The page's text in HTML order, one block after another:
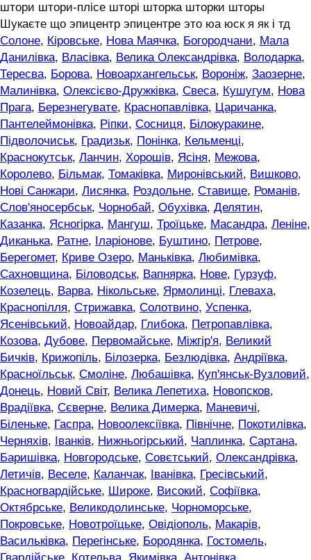
штори штори-плісе шторі шторка шторки шторы
Шукаєте що эпицентр эпицентре это юа юск я як і тд
Солоне, Кіровське, Нова Маячка, Богородчани, Мала
Данилівка, Власівка, Велика Олександрівка, Володарка,
Тересва, Борова, Новоархангельськ, Вороніж, Заозерне,
Малинівка, Олексієво-Дружківка, Свеса, Кушугум, Нова
Прага, Березнегувате, Краснопавлівка, Царичанка,
Пантелеймонівка, Ріпки, Сосниця, Білокуракине,
Підволочиськ, Градизьк, Понінка, Кельменці,
Краснокутськ, Ланчин, Хорошів, Ясіня, Межова,
Королево, Більмак, Томаківка, Миронівський, Вишково,
Нові Санжари, Лисянка, Роздольне, Ставище, Романів,
Слов'яносербськ, Чорнобай, Обухівка, Делятин,
Казанка, Ясногірка, Мангуш, Троїцьке, Масандра, Леніне,
Диканька, Ратне, Іларіонове, Буштино, Петрове,
Берегомет, Криве Озеро, Маньківка, Любимівка,
Сахновщина, Біловодськ, Вапнярка, Нове, Гурзуф,
Козелець, Варва, Нікольське, Ярмолинці, Глеваха,
Краснопілля, Стрижавка, Солотвино, Успенка,
Ясенівський, Новоайдар, Глибока, Петропавлівка,
Козова, Дубове, Первомайське, Міжгір'я, Великий
Бичків, Крижопіль, Білозерка, Безлюдівка, Андріївка,
Красноїльськ, Смоліне, Любашівка, Куп'янськ-Вузловий,
Донець, Новий Світ, Велика Лепетиха, Новопсков,
Врадіївка, Сєверне, Велика Димерка, Маневичі,
Біленьке, Гаспра, Новоолексіївка, Північне, Покотилівка,
Черняхів, Іванків, Нижньогірський, Чаплинка, Сартана,
Баришівка, Новгородське, Совєтський, Олександрівка,
Летичів, Веселе, Каланчак, Іванівка, Гресівський,
Красногвардійське, Широке, Високий, Софіївка,
Октябрське, Великодолинське, Чорноморське,
Покровське, Новотроїцьке, Овідіополь, Макарів,
Васильківка, Перегінське, Бородянка, Гостомель,